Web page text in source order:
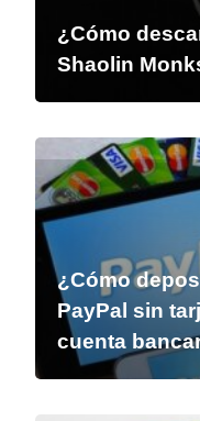
¿Cómo
Shaolin
¿Cómo
PayPal sin
cuenta